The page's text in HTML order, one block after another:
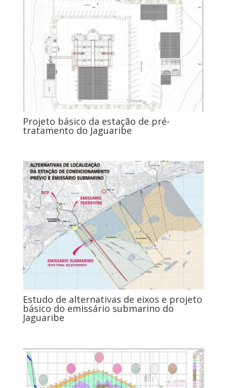
Projeto básico da estação de pré-
tratamento do Jaguaribe
Estudo de alternativas de eixos e projeto
básico do emissário submarino do
Jaguaribe